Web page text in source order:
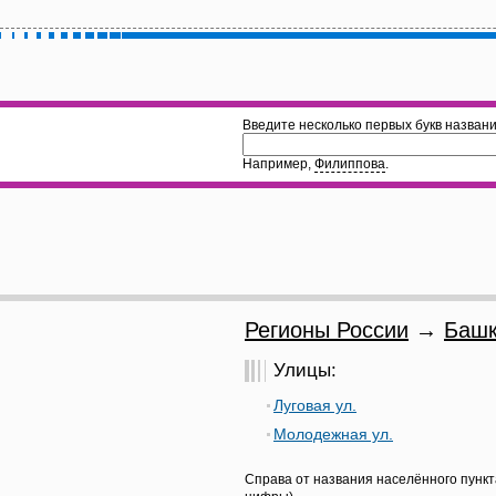
Введите несколько первых букв
Например, Филиппова.
Регионы России →
Улицы:
Луговая ул.
Молодежная ул.
Справа от названия населённого